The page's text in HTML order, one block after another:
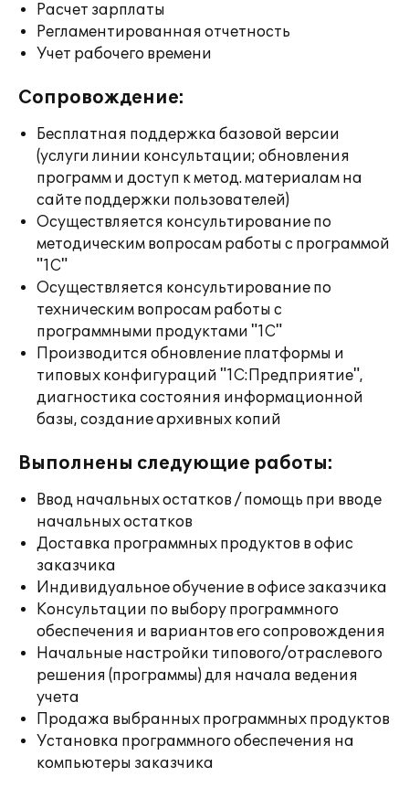
Расчет зарплаты
Регламентированная отчетность
Учет рабочего времени
Сопровождение:
Бесплатная поддержка базовой версии
(услуги линии консультации; обновления
программ и доступ к метод. материалам на
сайте поддержки пользователей)
Осуществляется консультирование по
методическим вопросам работы с программой
"1С"
Осуществляется консультирование по
техническим вопросам работы с
программными продуктами "1С"
Производится обновление платформы и
типовых конфигураций "1С:Предприятие",
диагностика состояния информационной
базы, создание архивных копий
Выполнены следующие работы:
Ввод начальных остатков / помощь при вводе
начальных остатков
Доставка программных продуктов в офис
заказчика
Индивидуальное обучение в офисе заказчика
Консультации по выбору программного
обеспечения и вариантов его сопровождения
Начальные настройки типового/отраслевого
решения (программы) для начала ведения
учета
Продажа выбранных программных продуктов
Установка программного обеспечения на
компьютеры заказчика